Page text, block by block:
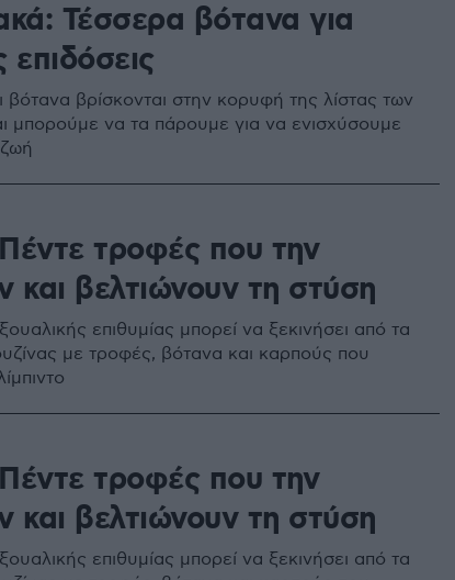
Τέσσερα βότανα για
βότανα βρίσκονται στην κορυφή της λίστας των
μπορούμε να τα πάρουμε για να ενισχύσουμε
τροφές που την
και βελτιώνουν τη στύση
επιθυμίας μπορεί να ξεκινήσει από τα
με τροφές, βότανα και καρπούς που
τροφές που την
και βελτιώνουν τη στύση
επιθυμίας μπορεί να ξεκινήσει από τα